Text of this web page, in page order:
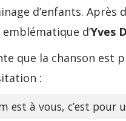
d’enfants.
d’Yves
que la chanson est
:
est à vous, c’est pour